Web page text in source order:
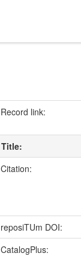
Record link:
Title:
Citation:
reposiTUm DOI:
CatalogPlus: